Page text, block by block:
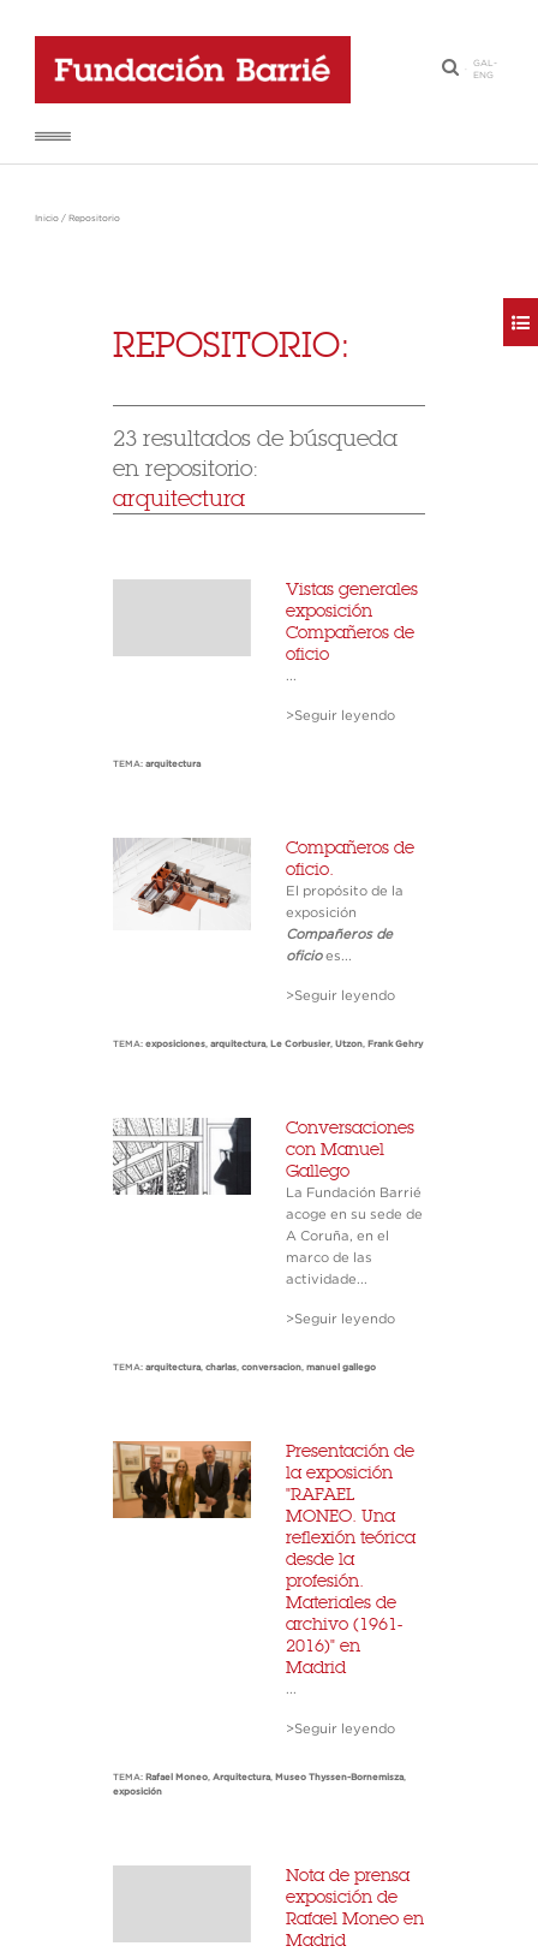
·
GAL-
ENG
Inicio / Repositorio
REPOSITORIO:
23 resultados de búsqueda
en repositorio:
arquitectura
Vistas generales
exposición
Compañeros de
oficio
>Seguir leyendo
TEMA: arquitectura
Compañeros de
oficio.
El propósito de la
exposición
Compañeros de
oficioes...
>Seguir leyendo
TEMA: exposiciones, arquitectura, Le Corbusier, Utzon, Frank Gehry
Conversaciones
con Manuel
Gallego
La Fundación Barrié
acoge en su sede de
A Coruña, en el
marco de las
actividade...
>Seguir leyendo
TEMA: arquitectura, charlas, conversacion, manuel gallego
Presentación de
la exposición
"RAFAEL
MONEO. Una
reflexión teórica
desde la
profesión.
Materiales de
archivo (1961-
2016)" en
Madrid
>Seguir leyendo
TEMA: Rafael Moneo, Arquitectura, Museo Thyssen-Bornemisza,
exposición
Nota de prensa
exposición de
Rafael Moneo en
Madrid